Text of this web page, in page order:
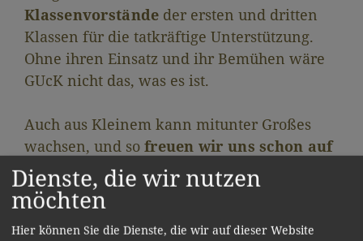
Klassenvorstände der ersten und dritten
Klassen für die tatkräftige Unterstützung.
Ohne ihren Einsatz und ihr Bemühen wäre
GUcK nicht das, was es ist.
Auch aus Kleinem kann mitunter Großes
wachsen, und so freuen wir uns schon auf
dieses gemeinsame Schuljahr!
Dienste, die wir nutzen
möchten
Hier können Sie die Dienste, die wir auf dieser Website